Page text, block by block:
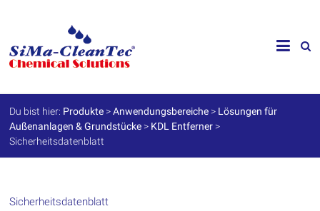
SiMa-
Cleantec
GmbH
Spezialprodukte
für
Instandhaltung
Du bist hier: Produkte >Anwendungsbereiche > Lösungen für
Außenanlagen & Grundstücke > KDL Entferner >
Sicherheitsdatenblatt
Sicherheitsdatenblatt